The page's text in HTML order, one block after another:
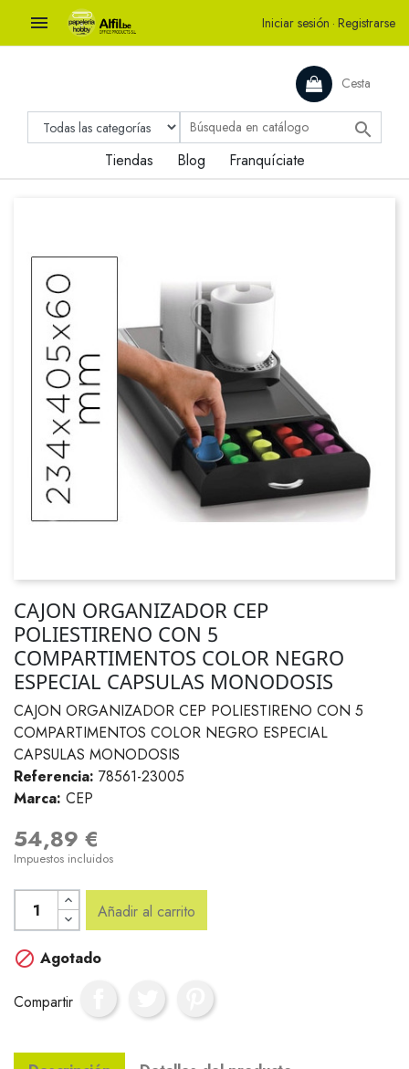
 Iniciar sesión · Registrarse
Cesta

Tiendas Blog Franquíciate
CAJON ORGANIZADOR CEP
POLIESTIRENO CON 5
COMPARTIMENTOS COLOR NEGRO
ESPECIAL CAPSULAS MONODOSIS
CAJON ORGANIZADOR CEP POLIESTIRENO CON 5
COMPARTIMENTOS COLOR NEGRO ESPECIAL
CAPSULAS MONODOSIS
Referencia: 78561-23005
Marca: CEP
54,89 €
Impuestos incluidos
Añadir al carrito
 Agotado
Compartir